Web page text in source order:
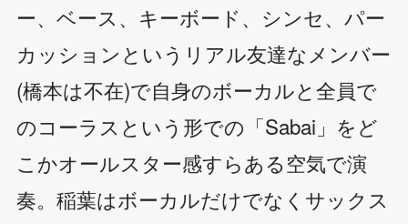
ー、ベース、キーボード、シンセ、パー
カッションというリアル友達なメンバー
(橋本は不在)で自身のボーカルと全員で
のコーラスという形での「Sabai」をど
こかオールスター感すらある空気で演
奏。稲葉はボーカルだけでなくサックス